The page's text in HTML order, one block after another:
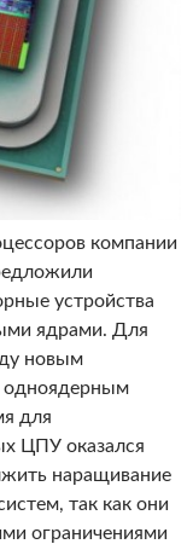
компании
устройства
ядрами. Для
новым
одноядерным
для
ЦПУ оказался
наращивание
так как они
ограничениями